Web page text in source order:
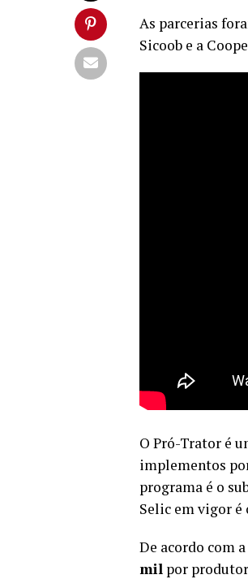
As parcerias
Sicoob e a
O Pró-Trator é
implementos
programa é o
Selic em vigor é
De acordo com
mil por